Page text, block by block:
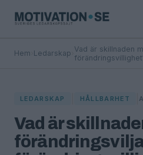
Hem Ledarskap Vad är skillnaden
LEDARSKAP HÅLLBARHET
Vad är